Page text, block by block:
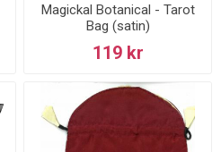
Magickal Botanical - Tarot
Bag (satin)
119 kr